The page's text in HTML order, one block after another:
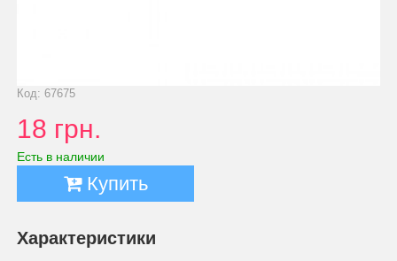
Код: 67675
18 грн.
Есть в наличии
Купить
Характеристики